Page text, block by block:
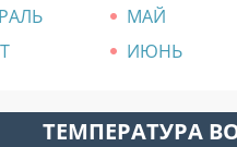
МАЙ
ИЮНЬ
ТЕМПЕРАТУРА